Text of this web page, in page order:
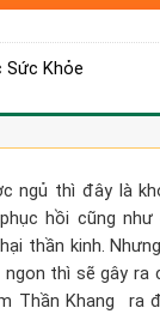
Sức Khỏe
ngủ thì đây là
hồi cũng
thần kinh.
thì sẽ gây ra
Thần Khang ra